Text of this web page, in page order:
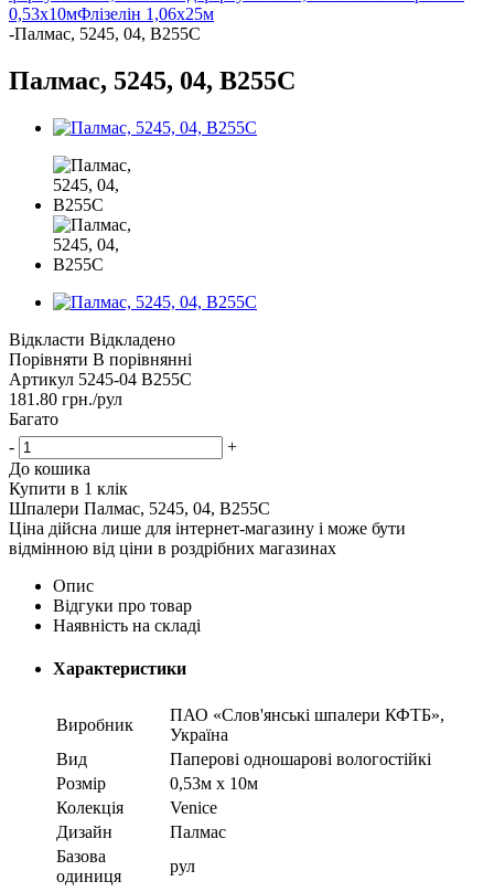
0,53х10мФлізелін 1,06х25м
-Палмас, 5245, 04, В255C
Палмас, 5245, 04, В255C
Відкласти Відкладено
Порівняти В порівнянні
Артикул 5245-04 В255C
181.80 грн./рул
Багато
-
+
До кошика
Купити в 1 клік
Шпалери Палмас, 5245, 04, В255C
Ціна дійсна лише для інтернет-магазину і може бути
відмінною від ціни в роздрібних магазинах
Опис
Відгуки про товар
Наявність на складі
Характеристики
Виробник
ПАО «Слов'янські шпалери КФТБ»,
Україна
Вид
Паперові одношарові вологостійкі
Розмір
0,53м х 10м
Колекція
Venice
Дизайн
Палмас
Базова
одиниця
рул